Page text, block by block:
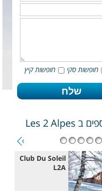
חופשות סקי חופשות קיץ
ב Les 2 Alpes
Club Du Soleil
L2A